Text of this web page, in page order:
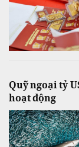
Quỹ ngoại tỷ
hoạt động